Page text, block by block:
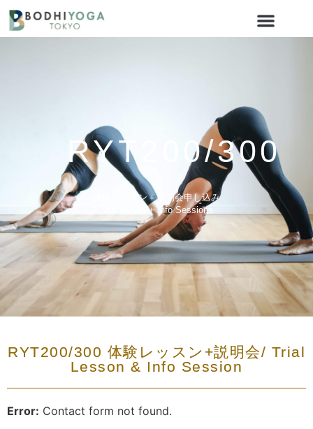
RYT200/300
体験レッスン＋説明会申し込み
Trial lesson + Info Sessions
RYT200/300 体験レッスン+説明会/ Trial
Lesson & Info Session
Error: Contact form not found.